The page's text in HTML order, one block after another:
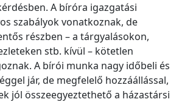
A bíróra igazgatási
szabályok vonatkoznak, de
részben – a tárgyalásokon,
stb. kívül – kötetlen
A bírói munka nagy időbeli és
jár, de megfelelő hozzáállással,
jól összeegyeztethető a házastársi